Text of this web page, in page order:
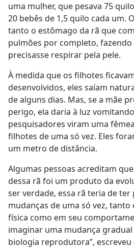
uma mulher, que pesava 75
20 bebês de 1,5 quilo cada um.
tanto o estômago da rã que
pulmões por completo, fazendo
precisasse respirar pela pele.
À medida que os filhotes
desenvolvidos, eles saíam
de alguns dias. Mas, se a mãe
perigo, ela daria à luz
pesquisadores viram uma
filhotes de uma só vez. Eles
um metro de distância.
Algumas pessoas acreditam
dessa rã foi um produto da
ser verdade, essa rã teria de
mudanças de uma só vez,
física como em seu
imaginar uma mudança gradual
biologia reprodutora”, escreveu